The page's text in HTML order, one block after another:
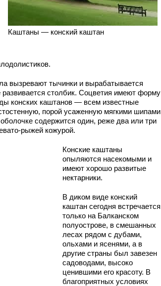
Каштаны — конский каштан
вызревают тычинки и вырабатывается
развивается столбик. Соцветия имеют форму
конских каштанов — всем известные
порой усаженную мягкими шипами
содержится один, реже два или три
рыжей кожурой.
Конские каштаны
опыляются насекомыми и
имеют хорошо развитые
нектарники.
В диком виде конский
каштан сегодня встречается
только на Балканском
полуострове, в смешанных
лесах рядом с дубами,
ольхами и ясенями, а в
другие страны был завезен
садоводами, высоко
ценившими его красоту. В
благоприятных условиях